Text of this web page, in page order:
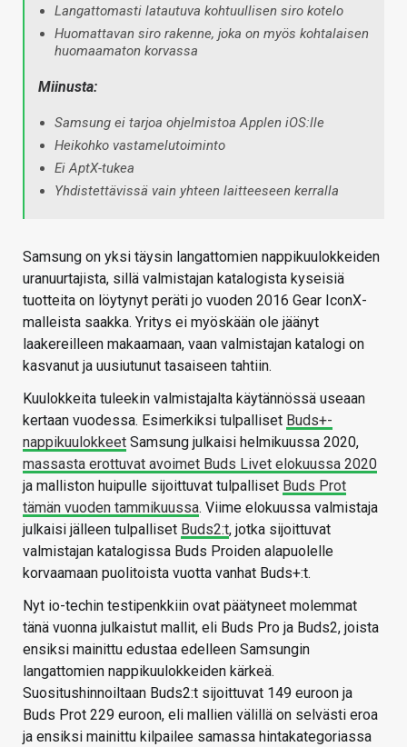
Langattomasti latautuva kohtuullisen siro kotelo
Huomattavan siro rakenne, joka on myös kohtalaisen
huomaamaton korvassa
Miinusta:
Samsung ei tarjoa ohjelmistoa Applen iOS:lle
Heikohko vastamelutoiminto
Ei AptX-tukea
Yhdistettävissä vain yhteen laitteeseen kerralla
Samsung on yksi täysin langattomien nappikuulokkeiden
uranuurtajista, sillä valmistajan katalogista kyseisiä
tuotteita on löytynyt peräti jo vuoden 2016 Gear IconX-
malleista saakka. Yritys ei myöskään ole jäänyt
laakereilleen makaamaan, vaan valmistajan katalogi on
kasvanut ja uusiutunut tasaiseen tahtiin.
Kuulokkeita tuleekin valmistajalta käytännössä useaan
kertaan vuodessa. Esimerkiksi tulpalliset Buds+-
nappikuulokkeet Samsung julkaisi helmikuussa 2020,
massasta erottuvat avoimet Buds Livet elokuussa 2020
ja malliston huipulle sijoittuvat tulpalliset Buds Prot
tämän vuoden tammikuussa. Viime elokuussa valmistaja
julkaisi jälleen tulpalliset Buds2:t, jotka sijoittuvat
valmistajan katalogissa Buds Proiden alapuolelle
korvaamaan puolitoista vuotta vanhat Buds+:t.
Nyt io-techin testipenkkiin ovat päätyneet molemmat
tänä vuonna julkaistut mallit, eli Buds Pro ja Buds2, joista
ensiksi mainittu edustaa edelleen Samsungin
langattomien nappikuulokkeiden kärkeä.
Suositushinnoiltaan Buds2:t sijoittuvat 149 euroon ja
Buds Prot 229 euroon, eli mallien välillä on selvästi eroa
ja ensiksi mainittu kilpailee samassa hintakategoriassa